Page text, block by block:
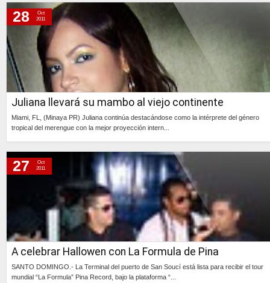
Juliana llevará su mambo al viejo continente
Miami, FL, (Minaya PR) Juliana continúa destacándose como la intérprete del género
tropical del merengue con la mejor proyección intern...
28
Oct
2011
A celebrar Hallowen con La Formula de Pina
SANTO DOMINGO.- La Terminal del puerto de San Soucí está lista para recibir el tour
mundial “La Formula” Pina Record, bajo la plataforma “...
27
Oct
2011